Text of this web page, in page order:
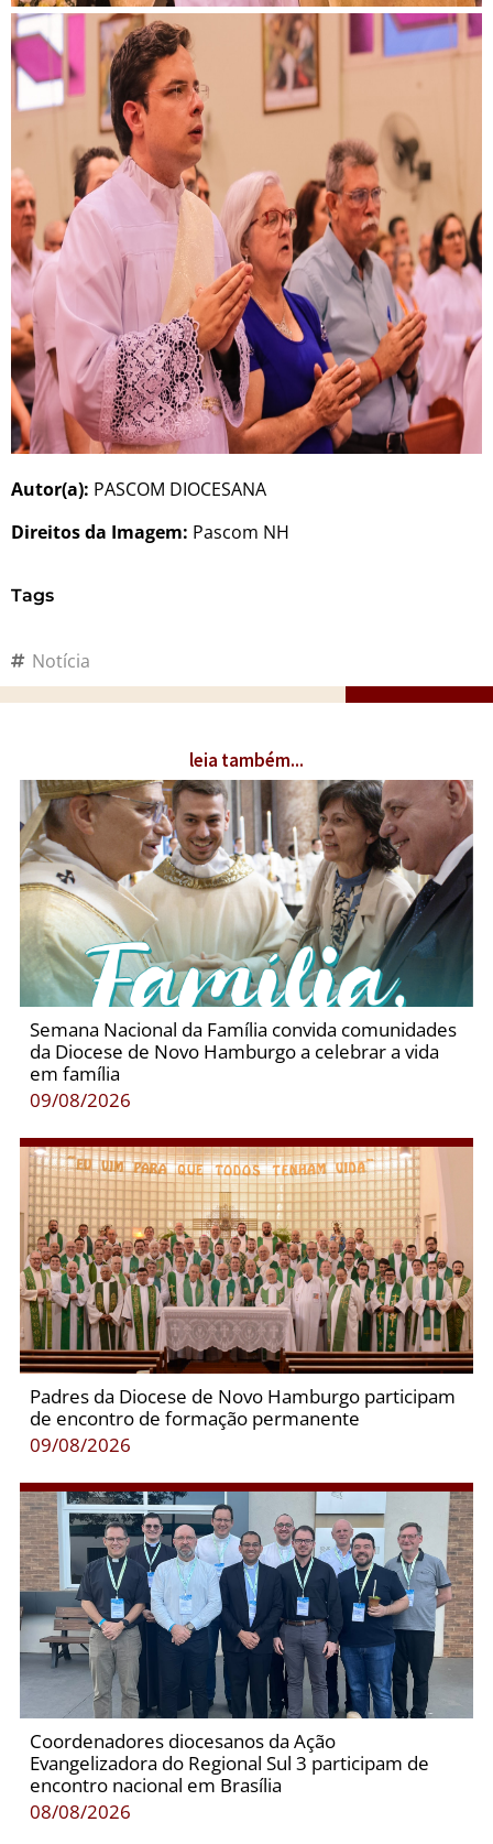
Autor(a): PASCOM DIOCESANA
Direitos da Imagem: Pascom NH
Tags
Notícia
leia também...
Semana Nacional da Família convida comunidades
da Diocese de Novo Hamburgo a celebrar a vida
em família
09/08/2026
Padres da Diocese de Novo Hamburgo participam
de encontro de formação permanente
09/08/2026
Coordenadores diocesanos da Ação
Evangelizadora do Regional Sul 3 participam de
encontro nacional em Brasília
08/08/2026